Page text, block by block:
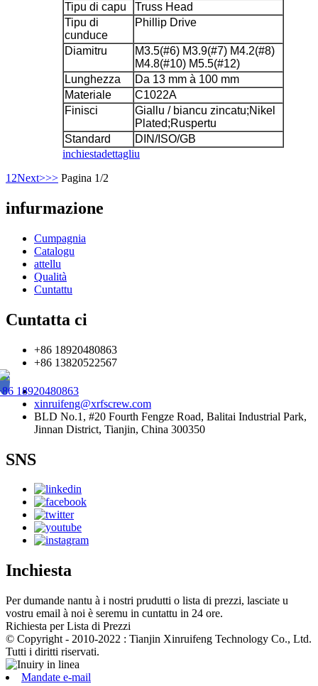
Tipu di capu
Truss Head
Tipu di
cunduce
Phillip Drive
Diamitru
M3.5(#6) M3.9(#7) M4.2(#8)
M4.8(#10) M5.5(#12)
Lunghezza
Da 13 mm à 100 mm
Materiale
C1022A
Finisci
Giallu / biancu zincatu;Nikel
Plated;Ruspertu
Standard
DIN/ISO/GB
inchiestadettagliu
1 2Next>>> Pagina 1/2
infurmazione
Cumpagnia
Catalogu
attellu
Qualità
Cuntattu
Cuntatta ci
+86 18920480863
+86 13820522567
18920480863
xinruifeng@xrfscrew.com
BLD No.1, #20 Fourth Fengze Road, Balitai Industrial Park,
Jinnan District, Tianjin, China 300350
SNS
Inchiesta
Per dumande nantu à i nostri prudutti o lista di prezzi, lasciate u
vostru email à noi è seremu in cuntattu in 24 ore.
Richiesta per Lista di Prezzi
© Copyright - 2010-2022 : Tianjin Xinruifeng Technology Co., Ltd.
Tutti i diritti riservati.
Mandate e-mail